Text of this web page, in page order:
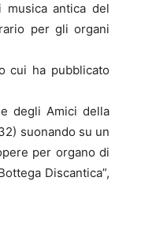
musica antica del
per gli organi
cui ha pubblicato
degli Amici della
suonando su un
per organo di
Discantica”,